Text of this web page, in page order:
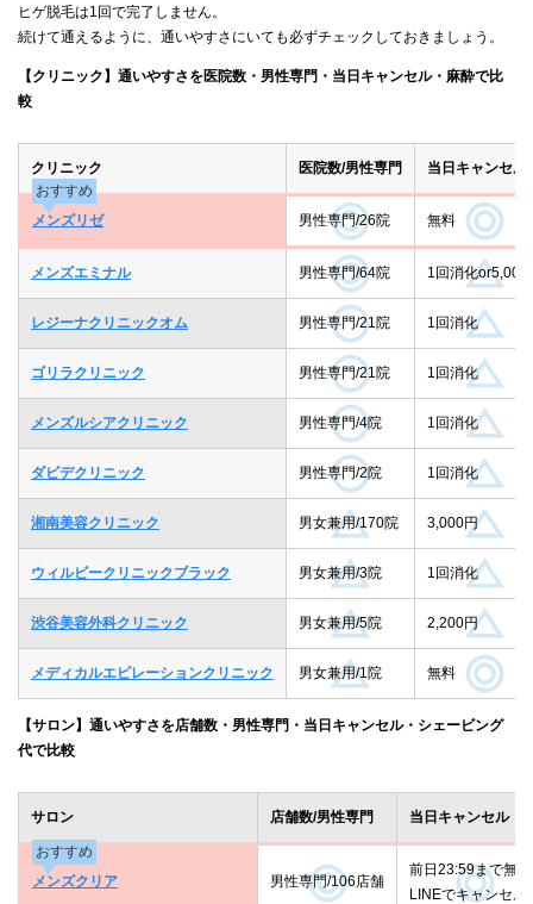
ヒゲ脱毛は1回で完了しません。
続けて通えるように、通いやすさにいても必ずチェックしておきましょう。
【クリニック】通いやすさを医院数・男性専門・当日キャンセル・麻酔で比
較
クリニック 医院数/男性専門
当日キャンセル
おすすめ
メンズリゼ
男性専門/26院 無料
メンズエミナル 男性専門/64院 1回消化or5,000
レジーナクリニックオム 男性専門/21院 1回消化
ゴリラクリニック 男性専門/21院 1回消化
メンズルシアクリニック 男性専門/4院 1回消化
ダビデクリニック 男性専門/2院 1回消化
湘南美容クリニック 男女兼用/170院 3,000円
ウィルビークリニックブラック 男女兼用/3院 1回消化
渋谷美容外科クリニック 男女兼用/5院 2,200円
メディカルエピレーションクリニック 男女兼用/1院 無料
【サロン】通いやすさを店舗数・男性専門・当日キャンセル・シェービング
代で比較
サロン 店舗数/男性専門 当日キャンセル
おすすめ
メンズクリア
男性専門/106店舗
前日23:59まで無料
LINEでキャンセル